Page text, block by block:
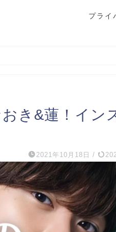
プライ
き&蓮！イン
2021年10月18日 /